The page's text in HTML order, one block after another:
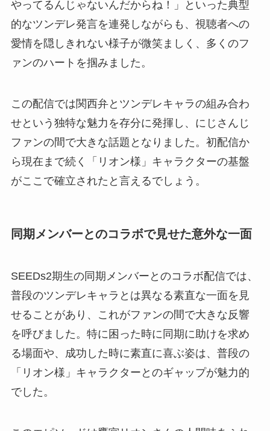
やってるんじゃないんだからね！」といった典型
的なツンデレ発言を連発しながらも、視聴者への
愛情を隠しきれない様子が微笑ましく、多くのフ
ァンのハートを掴みました。
この配信では関西弁とツンデレキャラの組み合わ
せという独特な魅力を存分に発揮し、にじさんじ
ファンの間で大きな話題となりました。初配信か
ら現在まで続く「リオン様」キャラクターの基盤
がここで確立されたと言えるでしょう。
同期メンバーとのコラボで見せた意外な一面
SEEDs2期生の同期メンバーとのコラボ配信では、
普段のツンデレキャラとは異なる素直な一面を見
せることがあり、これがファンの間で大きな反響
を呼びました。特に困った時に同期に助けを求め
る場面や、成功した時に素直に喜ぶ姿は、普段の
「リオン様」キャラクターとのギャップが魅力的
でした。